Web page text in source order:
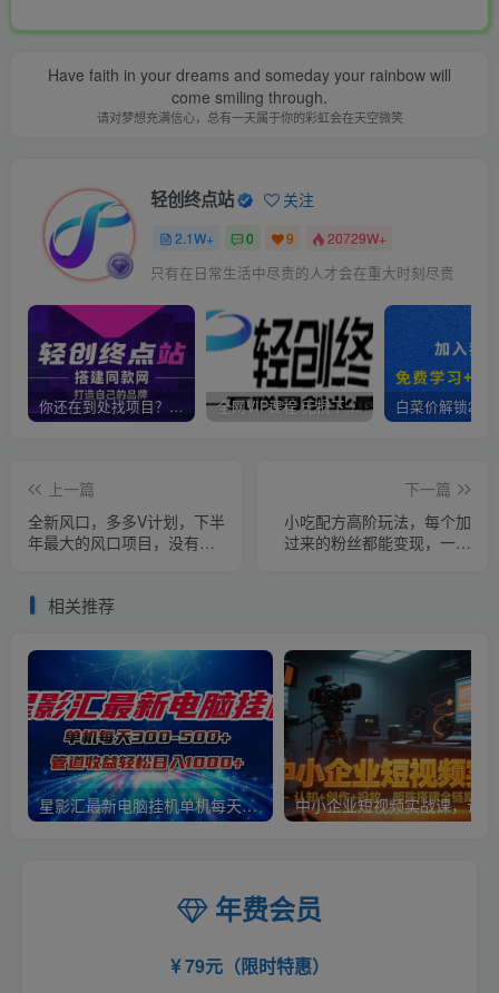
Have faith in your dreams and someday your rainbow will
come smiling through.
请对梦想充满信心，总有一天属于你的彩虹会在天空微笑
轻创终点站 关注
2.1W+ 0 9 20729W+
只有在日常生活中尽责的人才会在重大时刻尽责
你还在到处找项目？还在当韭菜？我靠卖项目一个月收入5万+，曾经我也是个失败者。 全网VIP课程 无损下载~
上一篇
全新风口，多多V计划，下半
年最大的风口项目，没有之
下一篇
小吃配方高阶玩法，每个加
过来的粉丝都能变现，一部
相关推荐
星影汇最新电脑挂机单机每天300+团队管道收益轻松日入1000+
年费会员
79元（限时特惠）